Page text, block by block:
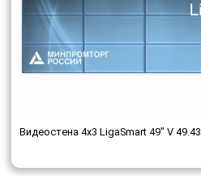
Видеостена 4x3 LigaSmart 49" V 49.43